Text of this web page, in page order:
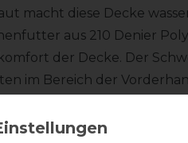
macht diese Decke
aus 210 Denier
der Decke. Der
im Bereich der